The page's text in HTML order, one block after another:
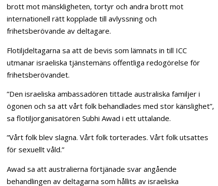
brott mot mänskligheten, tortyr och andra brott mot
internationell rätt kopplade till avlyssning och
frihetsberövande av deltagare.
Flotiljdeltagarna sa att de bevis som lämnats in till ICC
utmanar israeliska tjänstemäns offentliga redogörelse för
frihetsberövandet.
”Den israeliska ambassadören tittade australiska familjer i
ögonen och sa att vårt folk behandlades med stor känslighet”,
sa flotiljorganisatören Subhi Awad i ett uttalande.
”Vårt folk blev slagna. Vårt folk torterades. Vårt folk utsattes
för sexuellt våld.”
Awad sa att australierna förtjänade svar angående
behandlingen av deltagarna som hållits av israeliska